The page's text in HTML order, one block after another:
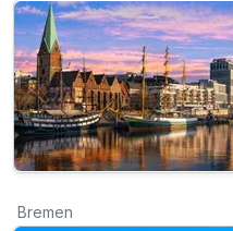
Bremen